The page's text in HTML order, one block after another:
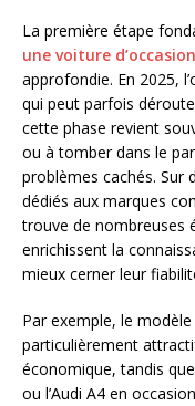
La première étape
une voiture d’occasion
approfondie. En 2025,
qui peut parfois
cette phase revient
ou à tomber dans le
problèmes cachés. Sur
dédiés aux marques
trouve de nombreuses
enrichissent la
mieux cerner leur
Par exemple, le modèle
particulièrement
économique, tandis
ou l’Audi A4 en